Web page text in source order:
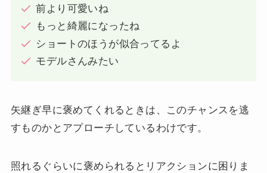
前より可愛いね
もっと綺麗になったね
ショートのほうが似合ってるよ
モデルさんみたい
矢継ぎ早に褒めてくれるときは、このチャンスを逃
すものかとアプローチしているわけです。
照れるぐらいに褒められるとリアクションに困りま